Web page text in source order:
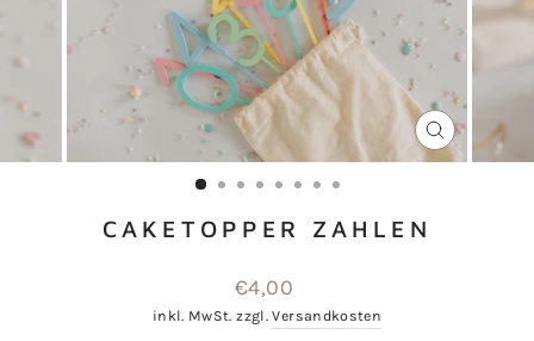
ESC)
CAKETOPPER ZAHLEN
Normaler
Preis
€4,00
inkl. MwSt. zzgl.Versandkosten